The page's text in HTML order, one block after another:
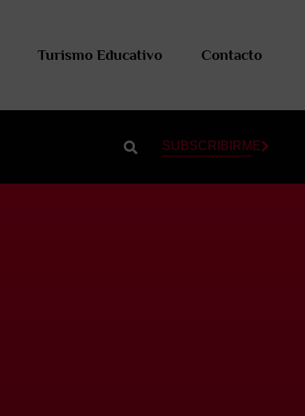
Turismo Educativo Contacto
SUBSCRIBIRME